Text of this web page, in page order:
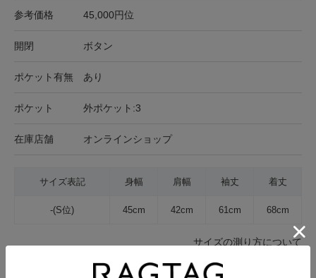
参考価格 45,000円位
開閉 ボタン
ポケット有無 あり
ポケット 外ポケット:3
在庫店舗 オンラインショップ
サイズ表記 身幅 肩幅 袖丈 着丈
-(S位) 45cm 42cm 61cm 68cm
サイズの測り方について